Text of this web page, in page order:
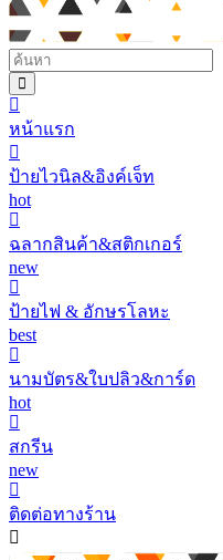
หน้าแรก
ป้ายไวนิล&อิงค์เจ็ท
hot
ฉลากสินค้า&สติกเกอร์
new
ป้ายไฟ & อักษรโลหะ
best
นามบัตร&ใบปลิว&การ์ด
hot
สกรีน
new
ติดต่อทางร้าน